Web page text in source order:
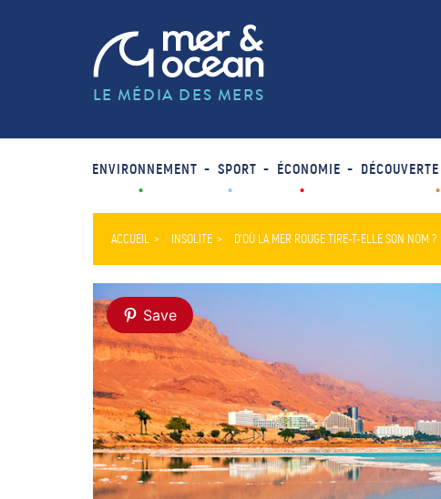
LE MÉDIA DES MERS
ENVIRONNEMENT SPORT ÉCONOMIE
ACCUEIL INSOLITE D’OÙ LA MER ROUGE TIRE-T-ELLE SON NOM ?
Save